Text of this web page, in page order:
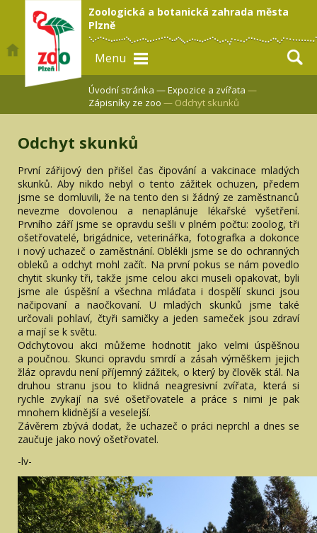
Zoologická a botanická zahrada města
Plzně
Menu
Úvodní stránka —Expozice a zvířata —
Zápisníky ze zoo — Odchyt skunků
Odchyt skunků
První zářijový den přišel čas čipování a vakcinace mladých
skunků. Aby nikdo nebyl o tento zážitek ochuzen, předem
jsme se domluvili, že na tento den si žádný ze zaměstnanců
nevezme dovolenou a nenaplánuje lékařské vyšetření.
Prvního září jsme se opravdu sešli v plném počtu: zoolog, tři
ošetřovatelé, brigádnice, veterinářka, fotografka a dokonce
i nový uchazeč o zaměstnání. Oblékli jsme se do ochranných
obleků a odchyt mohl začít. Na první pokus se nám povedlo
chytit skunky tři, takže jsme celou akci museli opakovat, byli
jsme ale úspěšní a všechna mláďata i dospělí skunci jsou
načipovaní a naočkovaní. U mladých skunků jsme také
určovali pohlaví, čtyři samičky a jeden sameček jsou zdraví
a mají se k světu.
Odchytovou akci můžeme hodnotit jako velmi úspěšnou
a poučnou. Skunci opravdu smrdí a zásah výměškem jejich
žláz opravdu není příjemný zážitek, o který by člověk stál. Na
druhou stranu jsou to klidná neagresivní zvířata, která si
rychle zvykají na své ošetřovatele a práce s nimi je pak
mnohem klidnější a veselejší.
Závěrem zbývá dodat, že uchazeč o práci neprchl a dnes se
zaučuje jako nový ošetřovatel.
-lv-